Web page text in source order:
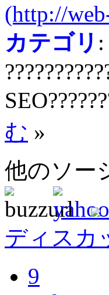
(http://
カテゴリ :
む »
他のソー
ディスカ
9